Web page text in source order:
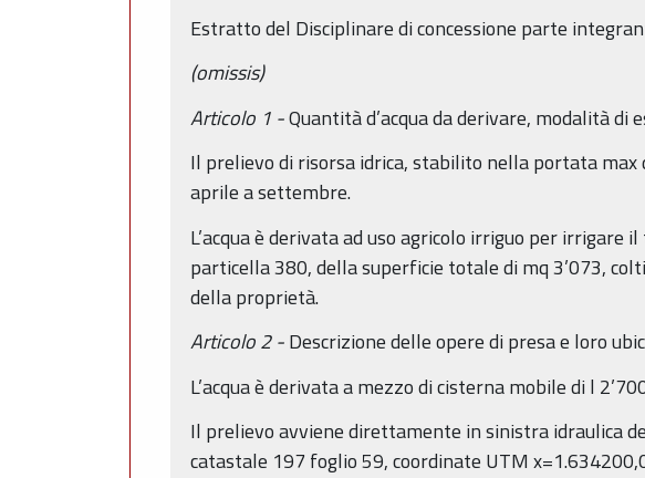
Estratto del Disciplinare di concessione parte
(omissis)
Articolo 1 -Quantità d’acqua da derivare, modalità di
Il prelievo di risorsa idrica, stabilito nella portata
aprile a settembre.
L’acqua è derivata ad uso agricolo irriguo per
particella 380, della superficie totale di mq 3’073,
della proprietà.
Articolo 2 -Descrizione delle opere di presa e loro
L’acqua è derivata a mezzo di cisterna mobile di l
Il prelievo avviene direttamente in sinistra idraulica
catastale 197 foglio 59, coordinate UTM